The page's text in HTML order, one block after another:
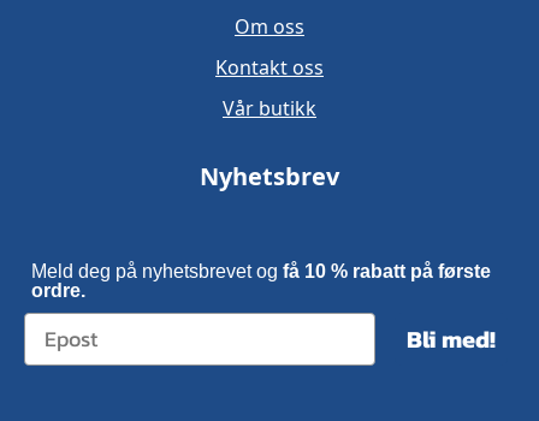
Om oss
Kontakt oss
Vår butikk
Nyhetsbrev
Meld deg på nyhetsbrevet og få 10 % rabatt på første
ordre.
Bli med!